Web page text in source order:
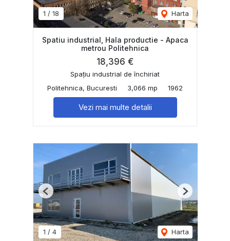
1 / 18 Harta
Spatiu industrial, Hala productie - Apaca
metrou Politehnica
18,396 €
Spațiu industrial de închiriat
Politehnica, Bucuresti
3,066 mp 1962
Vezi mai multe detalii
1 / 4 Harta
Previous Next